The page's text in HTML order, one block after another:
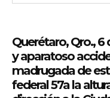
Querétaro, Qro.,6
y aparatoso
madrugada de
federal 57a la